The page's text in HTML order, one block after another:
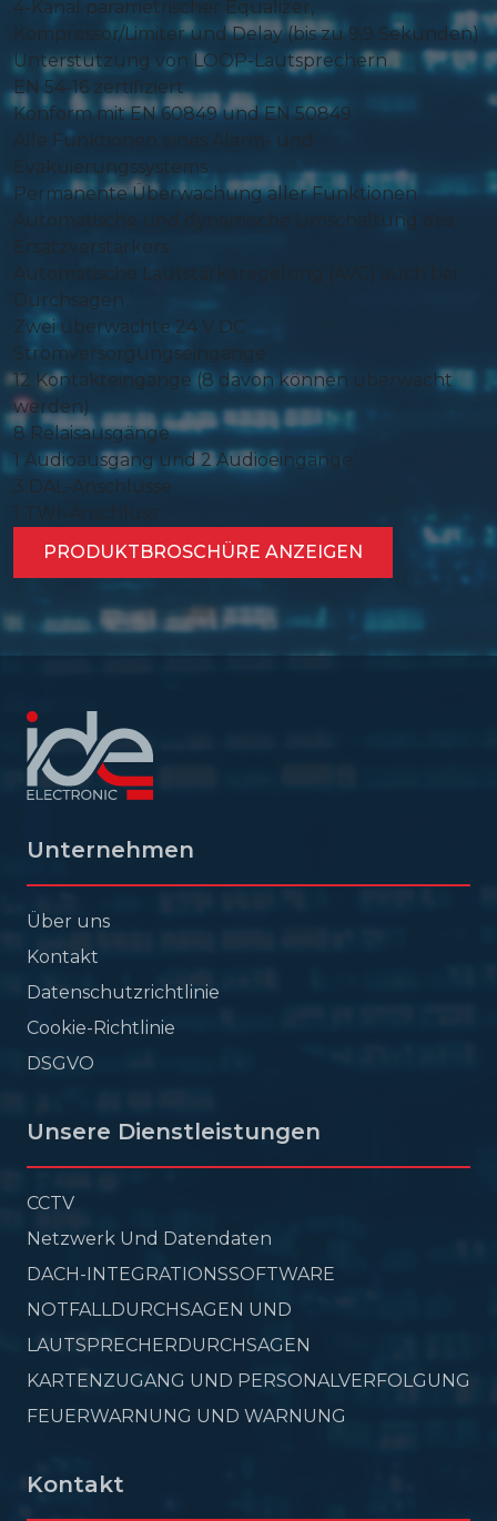
4-Kanal parametrischer Equalizer,
Kompressor/Limiter und Delay (bis zu 9,9 Sekunden)
Unterstützung von LOOP-Lautsprechern
EN 54-16 zertifiziert
Konform mit EN 60849 und EN 50849
Alle Funktionen eines Alarm- und
Evakuierungssystems
Permanente Überwachung aller Funktionen
Automatische und dynamische Umschaltung des
Ersatzverstärkers
Automatische Lautstärkeregelung (AVC) auch bei
Durchsagen
Zwei überwachte 24 V DC
Stromversorgungseingänge
12 Kontakteingänge (8 davon können überwacht
werden)
8 Relaisausgänge
1 Audioausgang und 2 Audioeingänge
3 DAL-Anschlüsse
1 TWI-Anschluss
PRODUKTBROSCHÜRE ANZEIGEN
Unternehmen
Über uns
Kontakt
Datenschutzrichtlinie
Cookie-Richtlinie
DSGVO
Unsere Dienstleistungen
CCTV
Netzwerk Und Datendaten
DACH-INTEGRATIONSSOFTWARE
NOTFALLDURCHSAGEN UND
LAUTSPRECHERDURCHSAGEN
KARTENZUGANG UND PERSONALVERFOLGUNG
FEUERWARNUNG UND WARNUNG
Kontakt